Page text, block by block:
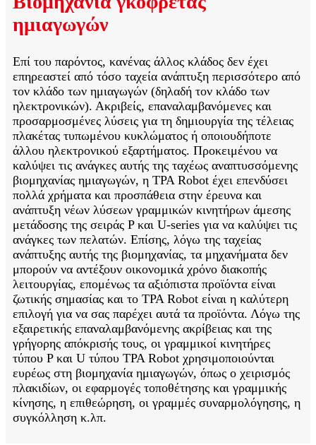
ημιαγωγών
Επί του παρόντος, κανένας άλλος κλάδος δεν έχει
επηρεαστεί από τόσο ταχεία ανάπτυξη περισσότερο από
τον κλάδο των ημιαγωγών (δηλαδή τον κλάδο των
ηλεκτρονικών). Ακριβείς, επαναλαμβανόμενες και
προσαρμοσμένες λύσεις για τη δημιουργία της τέλειας
πλακέτας τυπωμένου κυκλώματος ή οποιουδήποτε
άλλου ηλεκτρονικού εξαρτήματος. Προκειμένου να
καλύψει τις ανάγκες αυτής της ταχέως αναπτυσσόμενης
βιομηχανίας ημιαγωγών, η TPA Robot έχει επενδύσει
πολλά χρήματα και προσπάθεια στην έρευνα και
ανάπτυξη νέων λύσεων γραμμικών κινητήρων άμεσης
μετάδοσης της σειράς P και U-series για να καλύψει τις
ανάγκες των πελατών. Επίσης, λόγω της ταχείας
ανάπτυξης αυτής της βιομηχανίας, τα μηχανήματα δεν
μπορούν να αντέξουν οικονομικά χρόνο διακοπής
λειτουργίας, επομένως τα αξιόπιστα προϊόντα είναι
ζωτικής σημασίας και το TPA Robot είναι η καλύτερη
επιλογή για να σας παρέχει αυτά τα προϊόντα. Λόγω της
εξαιρετικής επαναλαμβανόμενης ακρίβειας και της
γρήγορης απόκρισής τους, οι γραμμικοί κινητήρες
τύπου P και U τύπου TPA Robot χρησιμοποιούνται
ευρέως στη βιομηχανία ημιαγωγών, όπως ο χειρισμός
πλακιδίων, οι εφαρμογές τοποθέτησης και γραμμικής
κίνησης, η επιθεώρηση, οι γραμμές συναρμολόγησης, η
συγκόλληση κ.λπ.